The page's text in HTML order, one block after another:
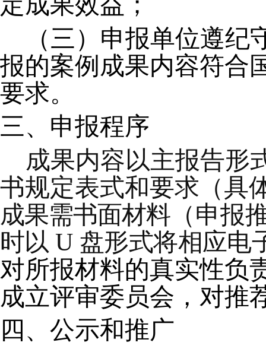
（三 ） 申报单位遵纪
报的案例 成果内容符合
要求。
三、申报程序
成果内容以主报告形
书规定表式和要求 （具
成果需书面材料 （申报
时以 U 盘形式将相应电
对所报材料的真实性负
成立评审委员会， 对推
四、公示和推广